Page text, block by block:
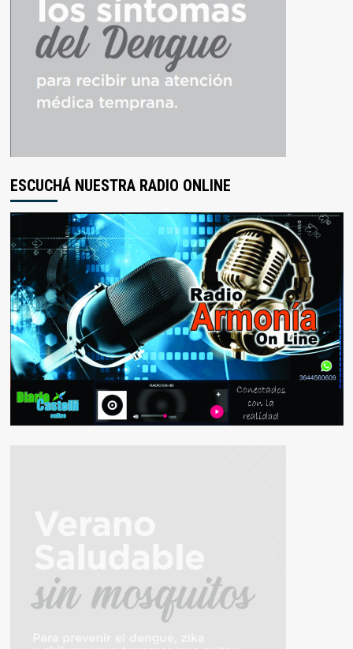
ESCUCHÁ NUESTRA RADIO ONLINE